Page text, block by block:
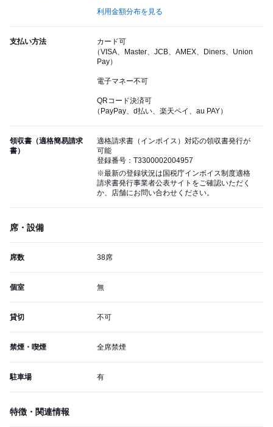
利用金額分布を見る
支払い方法
カード可
（VISA、Master、JCB、AMEX、Diners、Union
Pay）
電子マネー不可
QRコード決済可
（PayPay、d払い、楽天ペイ、au PAY）
領収書（適格簡易請求
書）
適格請求書（インボイス）対応の領収書発行が
可能
登録番号：T3300002004957
※最新の登録状況は国税庁インボイス制度適格
請求書発行事業者公表サイトをご確認いただく
か、店舗にお問い合わせください。
席・設備
席数 38席
個室 無
貸切 不可
禁煙・喫煙 全席禁煙
駐車場 有
特徴・関連情報